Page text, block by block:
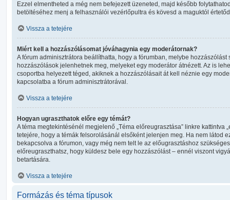
Ezzel elmentheted a még nem befejezett üzeneted, majd később
betöltéséhez menj a felhasználói vezérlőpultra és kövesd a maguktól
Vissza a tetejére
Miért kell a hozzászólásomat jóváhagynia egy moderátornak?
A fórum adminisztrátora beállíthatta, hogy a fórumban, melybe
hozzászólások jelenhetnek meg, melyeket egy moderátor átnézett. Az is
csoportba helyezett téged, akiknek a hozzászólásait át kell néznie egy
kapcsolatba a fórum adminisztrátorával.
Vissza a tetejére
Hogyan ugraszthatok előre egy témát?
A téma megtekintésénél megjelenő „Téma előreugrasztása” linkre kattintva
tetejére, hogy a témák felsorolásánál elsőként jelenjen meg. Ha nem látod
bekapcsolva a fórumon, vagy még nem telt le az előugrasztáshoz
előreugraszthatsz, hogy küldesz bele egy hozzászólást – ennél viszont
betartására.
Vissza a tetejére
Formázás és téma típusok